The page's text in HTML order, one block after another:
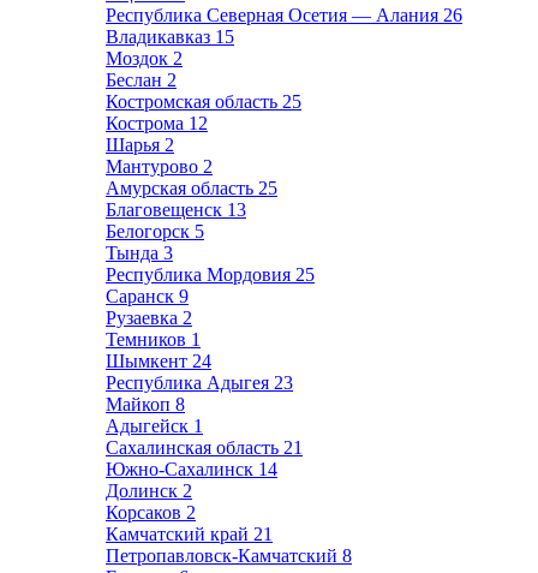
Республика Северная Осетия — Алания 26
Владикавказ 15
Моздок 2
Беслан 2
Костромская область 25
Кострома 12
Шарья 2
Мантурово 2
Амурская область 25
Благовещенск 13
Белогорск 5
Тында 3
Республика Мордовия 25
Саранск 9
Рузаевка 2
Темников 1
Шымкент 24
Республика Адыгея 23
Майкоп 8
Адыгейск 1
Сахалинская область 21
Южно-Сахалинск 14
Долинск 2
Корсаков 2
Камчатский край 21
Петропавловск-Камчатский 8